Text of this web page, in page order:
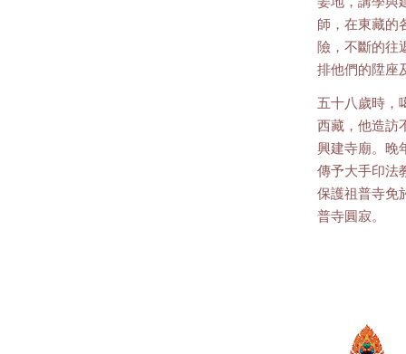
師，在東藏的
險，不斷的往
排他們的陞座
五十八歲時，
西藏，他造訪
興建寺廟。晚
傳予大手印法
保護祖普寺免
普寺圓寂。